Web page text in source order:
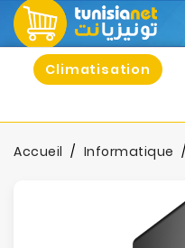
Climatisation
Accueil Informatique